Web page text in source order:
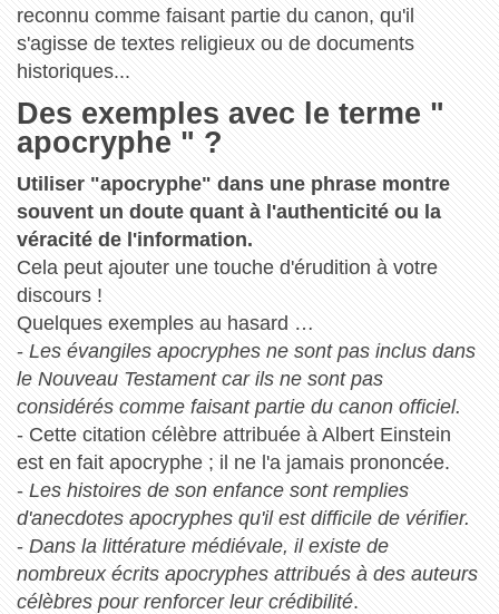
reconnu comme faisant partie du canon, qu'il
s'agisse de textes religieux ou de documents
historiques...
Des exemples avec le terme "
apocryphe " ?
Utiliser "apocryphe" dans une phrase montre
souvent un doute quant à l'authenticité ou la
véracité de l'information.
Cela peut ajouter une touche d'érudition à votre
discours !
Quelques exemples au hasard …
- Les évangiles apocryphes ne sont pas inclus dans
le Nouveau Testament car ils ne sont pas
considérés comme faisant partie du canon officiel.
- Cette citation célèbre attribuée à Albert Einstein
est en fait apocryphe ; il ne l'a jamais prononcée.
- Les histoires de son enfance sont remplies
d'anecdotes apocryphes qu'il est difficile de vérifier.
- Dans la littérature médiévale, il existe de
nombreux écrits apocryphes attribués à des auteurs
célèbres pour renforcer leur crédibilité.